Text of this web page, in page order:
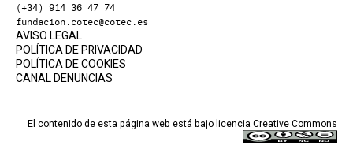
(+34) 914 36 47 74
fundacion.cotec@cotec.es
AVISO LEGAL
POLÍTICA DE PRIVACIDAD
POLÍTICA DE COOKIES
CANAL DENUNCIAS
El contenido de esta página web está bajo licencia Creative Commons